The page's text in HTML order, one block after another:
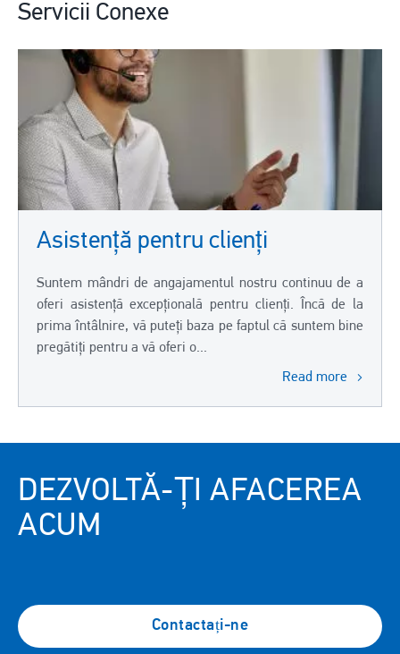
Servicii Conexe
Asistență pentru clienți
Suntem mândri de angajamentul nostru continuu de a
oferi asistență excepțională pentru clienți. Încă de la
prima întâlnire, vă puteți baza pe faptul că suntem bine
pregătiți pentru a vă oferi o...
Read more
DEZVOLTĂ-ȚI AFACEREA
ACUM
Contactați-ne